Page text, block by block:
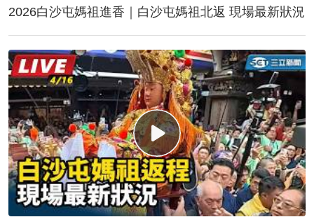
2026白沙屯媽祖進香｜白沙屯媽祖北返 現場最新狀況